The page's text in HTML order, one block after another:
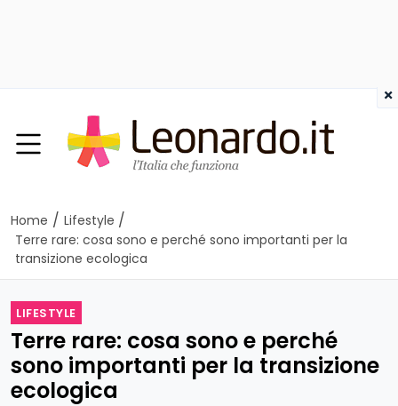
Home / Lifestyle /
Terre rare: cosa sono e perché sono importanti per la
transizione ecologica
LIFESTYLE
Terre rare: cosa sono e perché
sono importanti per la transizione
ecologica
×